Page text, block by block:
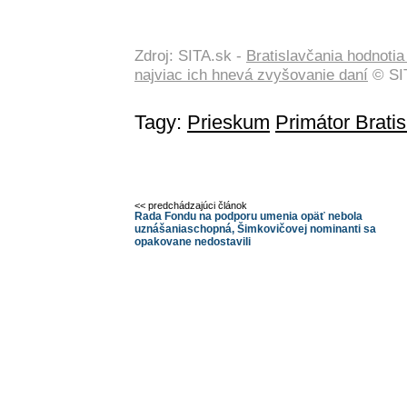
Zdroj: SITA.sk - Bratislavčania
najviac ich hnevá zvyšovanie daní ©
Tagy: Prieskum Primátor
<< predchádzajúci článok
Rada Fondu na podporu umenia opäť nebola
uznášaniaschopná, Šimkovičovej nominanti sa
opakovane nedostavili